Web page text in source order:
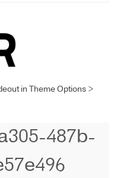
in Theme Options >
487b-